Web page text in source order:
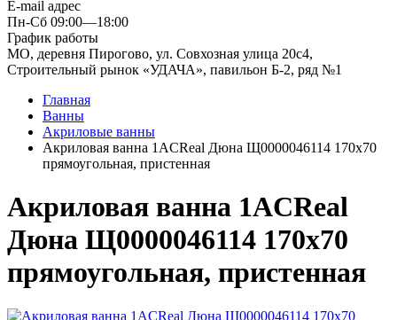
E-mail адрес
Пн-Сб 09:00—18:00
График работы
МО, деревня Пирогово, ул. Совхозная улица 20с4,
Строительный рынок «УДАЧА», павильон Б-2, ряд №1
Главная
Ванны
Акриловые ванны
Акриловая ванна 1ACReal Дюна Щ0000046114 170x70
прямоугольная, пристенная
Акриловая ванна 1ACReal
Дюна Щ0000046114 170x70
прямоугольная, пристенная